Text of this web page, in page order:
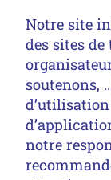
Notre site
des sites
soutenons,
notre